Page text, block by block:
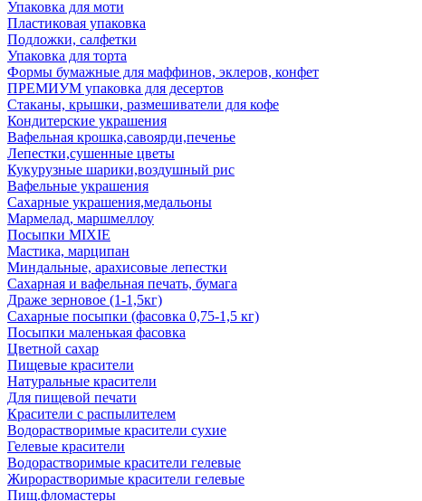
Упаковка для моти
Пластиковая упаковка
Подложки, салфетки
Упаковка для торта
Формы бумажные для маффинов, эклеров, конфет
ПРЕМИУМ упаковка для десертов
Стаканы, крышки, размешиватели для кофе
Кондитерские украшения
Вафельная крошка,савоярди,печенье
Лепестки,сушенные цветы
Кукурузные шарики,воздушный рис
Вафельные украшения
Сахарные украшения,медальоны
Мармелад, маршмеллоу
Посыпки MIXIE
Мастика, марципан
Миндальные, арахисовые лепестки
Сахарная и вафельная печать, бумага
Драже зерновое (1-1,5кг)
Сахарные посыпки (фасовка 0,75-1,5 кг)
Посыпки маленькая фасовка
Цветной сахар
Пищевые красители
Натуральные красители
Для пищевой печати
Красители с распылителем
Водорастворимые красители сухие
Гелевые красители
Водорастворимые красители гелевые
Жирорастворимые красители гелевые
Пищ.фломастеры